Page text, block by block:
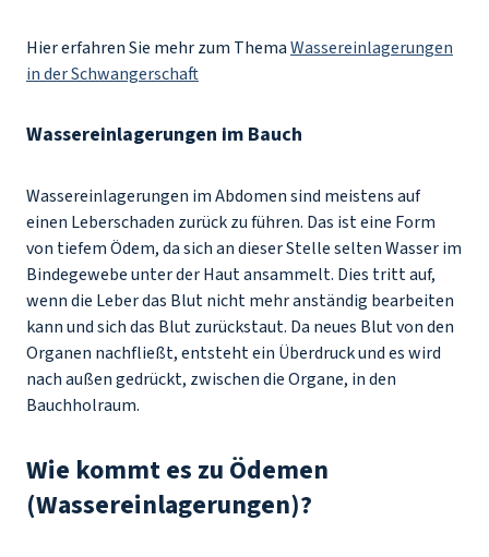
Hier erfahren Sie mehr zum ThemaWassereinlagerungen
in der Schwangerschaft
Wassereinlagerungen im Bauch
Wassereinlagerungen im Abdomen sind meistens auf
einen Leberschaden zurück zu führen. Das ist eine Form
von tiefem Ödem, da sich an dieser Stelle selten Wasser im
Bindegewebe unter der Haut ansammelt. Dies tritt auf,
wenn die Leber das Blut nicht mehr anständig bearbeiten
kann und sich das Blut zurückstaut. Da neues Blut von den
Organen nachfließt, entsteht ein Überdruck und es wird
nach außen gedrückt, zwischen die Organe, in den
Bauchholraum.
Wie kommt es zu Ödemen
(Wassereinlagerungen)?